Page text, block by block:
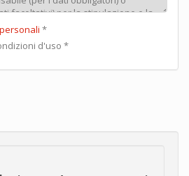
*
d'uso *